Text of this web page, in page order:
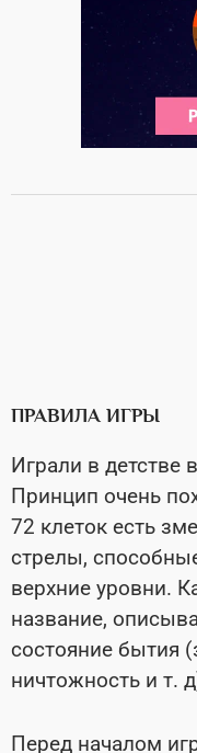
ПРАВИЛА ИГРЫ
Играли в детстве
Принцип очень
72 клеток есть
стрелы,
верхние уровни.
название,
состояние бытия
ничтожность и т.
Перед началом